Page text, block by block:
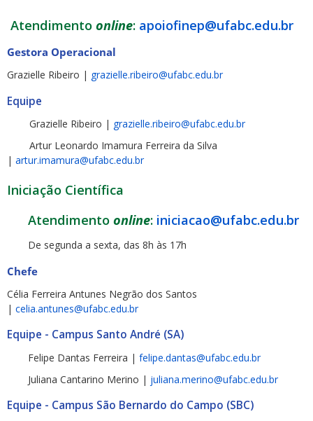
Atendimento online: apoiofinep@ufabc.edu.br
Gestora Operacional
Grazielle Ribeiro | grazielle.ribeiro@ufabc.edu.br
Equipe
Grazielle Ribeiro | grazielle.ribeiro@ufabc.edu.br
Artur Leonardo Imamura Ferreira da Silva
| artur.imamura@ufabc.edu.br
Iniciação Científica
Atendimento online: iniciacao@ufabc.edu.br
De segunda a sexta, das 8h às 17h
Chefe
Célia Ferreira Antunes Negrão dos Santos
| celia.antunes@ufabc.edu.br
Equipe - Campus Santo André (SA)
Felipe Dantas Ferreira | felipe.dantas@ufabc.edu.br
Juliana Cantarino Merino | juliana.merino@ufabc.edu.br
Equipe - Campus São Bernardo do Campo (SBC)